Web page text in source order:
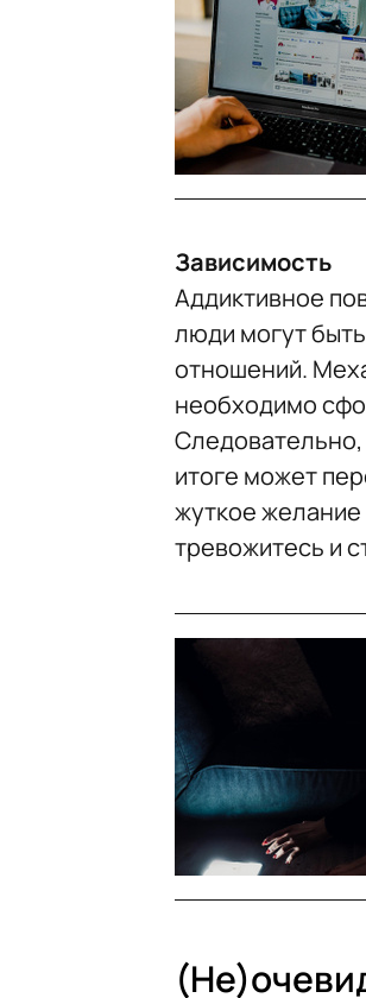
Зависимость
Аддиктивное
люди могут
отношений.
необходимо
итоге может
жуткое желание
тревожитесь и